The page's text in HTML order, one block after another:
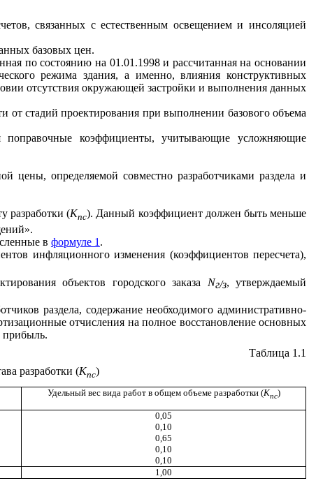
связанных с естественным освещением и инсоляцией
базовых цен.
по состоянию на 01.01.1998 и рассчитанная на основании
режима здания, а именно, влияния конструктивных
отсутствия окружающей застройки и выполнения данных
от стадий проектирования при выполнении базового объема
поправочные коэффициенты, учитывающие усложняющие
цены, определяемой совместно разработчиками раздела и
разработки (Кпс). Данный коэффициент должен быть меньше
в формуле 1 .
инфляционного изменения (коэффициентов пересчета),
объектов городского заказа Nг/з, утверждаемый
раздела, содержание необходимого административно-
отчисления на полное восстановление основных
прибыль.
Таблица 1.1
разработки (Кпс)
Удельный вес вида работ в общем объеме разработки (Кпс)
0,05
0,10
0,65
0,10
0,10
1,00